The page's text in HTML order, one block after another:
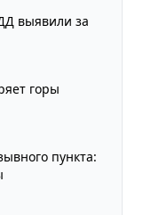
выявили за
горы
пункта: